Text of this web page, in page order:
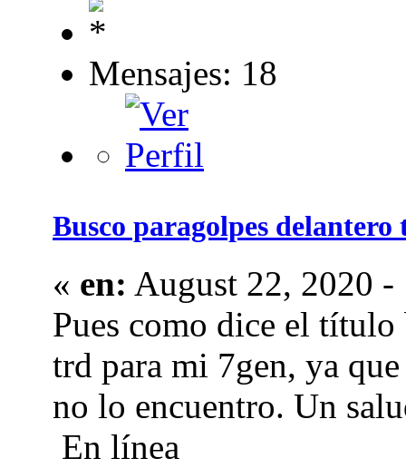
Mensajes: 18
Busco paragolpes delantero
« en: August 22, 2020 -
Pues como dice el título
trd para mi 7gen, ya
no lo encuentro. Un
En línea